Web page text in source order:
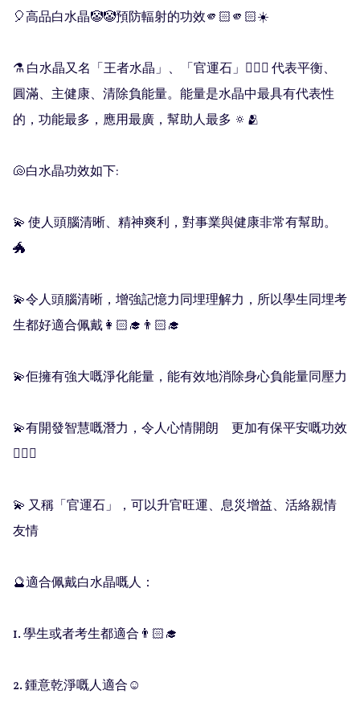
🎈高品白水晶🤡🤡預防輻射的功效🫵🏻🫵🏻☀️
⚗️ 白水晶又名「王者水晶」、「官運石」💁🏻‍♀️ 代表平衡、
圓滿、主健康、清除負能量。能量是水晶中最具有代表性
的，功能最多，應用最廣，幫助人最多 🔅🫂
🐚白水晶功效如下:
💫 使人頭腦清晰、精神爽利，對事業與健康非常有幫助。
🐲
💫令人頭腦清晰，增強記憶力同埋理解力，所以學生同埋考
生都好適合佩戴👩🏻‍🎓👨🏻‍🎓
💫佢擁有強大嘅淨化能量，能有效地消除身心負能量同壓力
💫有開發智慧嘅潛力，令人心情開朗　更加有保平安嘅功效
💁🏻‍♀️
💫 又稱「官運石」，可以升官旺運、息災增益、活絡親情
友情
🔮適合佩戴白水晶嘅人：
1. 學生或者考生都適合👨🏻‍🎓
2. 鍾意乾淨嘅人適合☺️